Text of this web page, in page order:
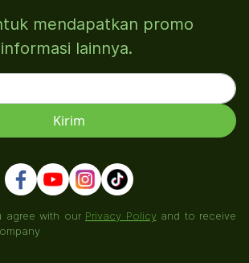
mendapatkan promo
lainnya.
agree with our Privacy Policyand to receive